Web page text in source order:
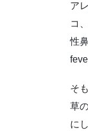
ア
コ
性
そ
草
に